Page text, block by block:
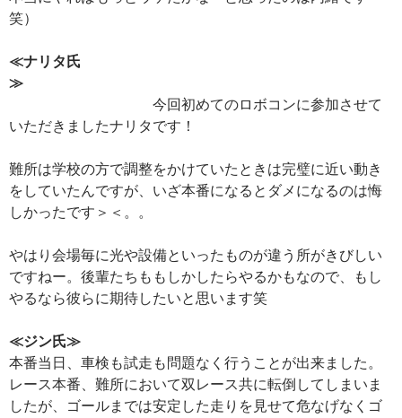
笑）
≪ナリタ氏
≫
今回初めてのロボコンに参加させて
いただきましたナリタです！
難所は学校の方で調整をかけていたときは完璧に近い動き
をしていたんですが、いざ本番になるとダメになるのは悔
しかったです＞＜。。
やはり会場毎に光や設備といったものが違う所がきびしい
ですねー。後輩たちももしかしたらやるかもなので、もし
やるなら彼らに期待したいと思います笑
≪ジン氏≫
本番当日、車検も試走も問題なく行うことが出来ました。
レース本番、難所において双レース共に転倒してしまいま
したが、ゴールまでは安定した走りを見せて危なげなくゴ